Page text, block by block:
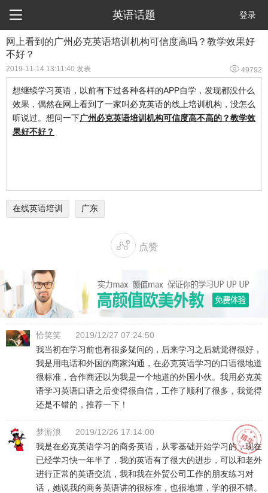
 英语话题 登录
网上看到的广州必克英语培训机构可信度高吗？教学效果好
不好？
2019-11-14 13:11:40 发表  49792
想继续学习英语，以前有下过各种各样的APP自学，发现都没什么
效果，偶然在网上看到了一家叫必克英语的线上培训机构，没怎么
听说过。想问一下广州必克英语培训机构可信度高不高的？教学效
果好不好？
在线英语培训 广东
 点赞
恰笑笑
2019/12/27 07:24:50
我当初在学习前也有很多疑问的，后来学习之后就觉得很好，
我是用电话和外国的商家沟通，在必克英语学习的口语很地道
很标准，合作商还以为我是一个地道的外国小伙。我用必克英
语学习英语口语之后变得很自信，工作了顺利了很多，我觉得
还是不错的，推荐一下！
梦游浪
2019/12/26 17:14:00
我是在必克英语学习的商务英语，从零基础开始学习的，现在
已经学习快一年半了，我的英语有了很大的进步，可以和老外
进行正常的英语交流，我和我在外贸公司工作的朋友练习对
话，她说我的商务英语讲的很标准，也很地道，学的很不错。